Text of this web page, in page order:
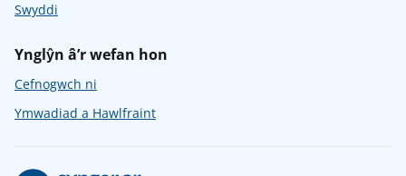
Swyddi
Ynglŷn â’r wefan hon
Cefnogwch ni
Ymwadiad a Hawlfraint